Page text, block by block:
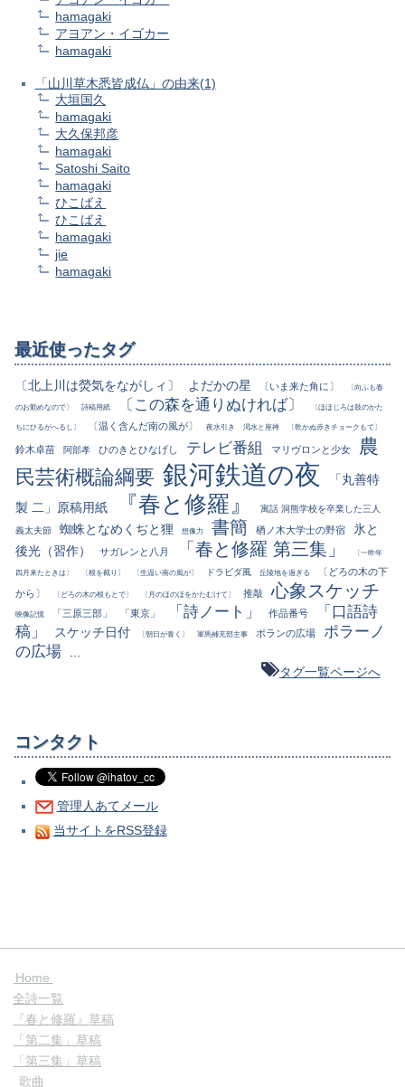
hamagaki
アヨアン・イゴカー
hamagaki
「山川草木悉皆成仏」の由来(1)
大垣国久
hamagaki
大久保邦彦
hamagaki
Satoshi Saito
hamagaki
ひこばえ
ひこばえ
hamagaki
jie
hamagaki
最近使ったタグ
〔北上川は熒気をながしィ〕 よだかの星 〔いま来た角に〕 〔向ふも春
のお勤めなので〕 詩稿用紙 〔この森を通りぬければ〕 〔ほほじろは鼓のかた
ちにひるがへるし〕 〔温く含んだ南の風が〕 夜水引き 渇水と座禅 〔乾かぬ赤きチョークもて〕
鈴木卓苗 阿部孝 ひのきとひなげし テレビ番組 マリヴロンと少女
農
民芸術概論綱要 銀河鉄道の夜
「丸善特
製 二」原稿用紙
『春と修羅』 寓話 洞熊学校を卒業した三人
義太夫節 蜘蛛となめくぢと狸 想像力 書簡 楢ノ木大学士の野宿
氷と
後光（習作）
サガレンと八月 「春と修羅 第三集」 〔一昨年
四月来たときは〕 〔根を截り〕 〔生温い南の風が〕 ドラビダ風 丘陵地を過ぎる
〔どろの木の下
から〕
〔どろの木の根もとで〕 〔月のほのほをかたむけて〕 推敲 心象スケッチ
映像記憶 「三原三部」 「東京」 「詩ノート」 作品番号
「口語詩
稿」
スケッチ日付 〔朝日が青く〕 軍馬補充部主事 ポランの広場
ポラーノ
の広場
...
タグ一覧ページへ
コンタクト
管理人あてメール
当サイトをRSS登録
Home
全詩一覧
『春と修羅』草稿
「第二集」草稿
「第三集」草稿
歌曲